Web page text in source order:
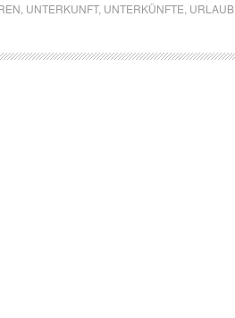
UNTERKUNFT, UNTERKÜNFTE URLAUB